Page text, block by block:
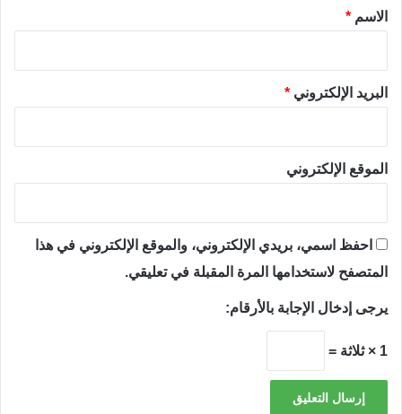
*الاسم *
البريد الإلكتروني *
الموقع الإلكتروني
احفظ اسمي، بريدي الإلكتروني، والموقع الإلكتروني في هذا
المتصفح لاستخدامها المرة المقبلة في تعليقي.
يرجى إدخال الإجابة بالأرقام:
1 × ثلاثة =